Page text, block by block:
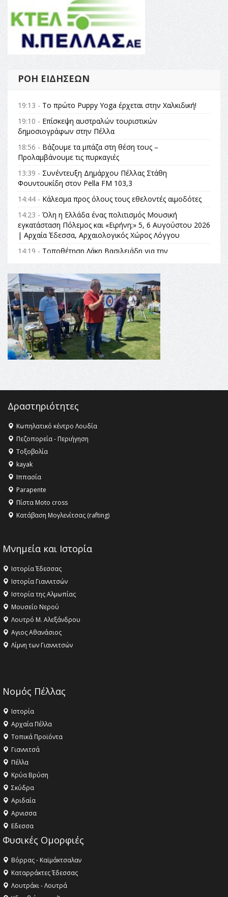
ΡΟΉ ΕΙΔΉΣΕΩΝ
19:13 - Το πρώτο Puppy Yoga έρχεται στην Χαλκιδική!
19:10 - Επίσκεψη αυστραλών τουριστικών
δημοσιογράφων στην Πέλλα
18:56 - Βάζουμε τα μπάζα στη θέση τους –
Προλαμβάνουμε τις πυρκαγιές
13:39 - Συνέντευξη Δημάρχου Πέλλας Στάθη
Φουντουκίδη στον Pella FM 103,3
14:44 - Κάλεσμα προς όλους τους εθελοντές αιμοδότες
14:23 - Όλη η Ελλάδα ένας πολιτισμός Μουσική
εγκατάσταση Πόλεμος και «Ειρήνη;» 5, 6 Αυγούστου 2026
| Αρχαία Έδεσσα, Αρχαιολογικός Χώρος Λόγγου
14:19 - Τοποθέτηση Λάκη Βασιλειάδη για την
Αναθεώρηση του Συντάγματος: «Σε τέτοιες κορυφαίες
θεσμικές διαδικασίες υπάρχει μόνο η ευθύνη απέναντι
στις επόμενες γενιές»
16:35 -Το πρόγραμμα του ΠΑΟΚ στον δεύτερο γύρο του
Champions League!
16:27 -Όλυμπος: Εντάχθηκε στον Κατάλογο Παγκόσμιας
Κληρονομιάς της UNESCO – Ομόφωνη η απόφαση Ο
Όλυμπος αναγνωρίστηκε ως φυσικό και πολιτιστικό
αγαθό εξέχουσας οικουμενικής αξίας για την
ανθρωπότητα
16:18 - ΕΝΟΡΙΑΚΕΣ ΚΑΛΟΚΑΙΡΙΝΕΣ ΔΡΑΣΕΙΣ ΓΙΑ ΠΑΙΔΙΑ
ΣΤΗΝ ΕΔΕΣΣΑ
Δραστηριότητες
Κωπηλατικό κέντρο Λουδία
Πεζοπορεία - Περιήγηση
Τοξοβολία
kayak
Ιππασία
Parapente
Πίστα Moto cross
Κατάβαση Μογλενίτσας (rafting)
Μνημεία και Ιστορία
Ιστορία Έδεσσας
Ιστορία Γιαννιτσών
Ιστορία της Αλμωπίας
Μουσείο Νερού
Λουτρό Μ. Αλεξάνδρου
Αγιος Αθανάσιος
Λίμνη των Γιαννιτσών
Νομός Πέλλας
Ιστορία
Αρχαία Πέλλα
Τοπικά Προϊόντα
Γιαννιτσά
Πέλλα
Κρύα Βρύση
Σκύδρα
Αριδαία
Aρνισσα
Eδεσσα
Φυσικές Ομορφιές
Βόρρας - Καϊμάκτσαλαν
Καταρράκτες Έδεσσας
Λουτράκι - Λουτρά